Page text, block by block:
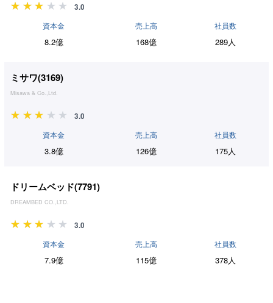
3.0
資本金
8.2億
売上高
168億
社員数
289人
ミサワ(3169)
Misawa & Co.,Ltd.
3.0
資本金
3.8億
売上高
126億
社員数
175人
ドリームベッド(7791)
DREAMBED CO.,LTD.
3.0
資本金
7.9億
売上高
115億
社員数
378人